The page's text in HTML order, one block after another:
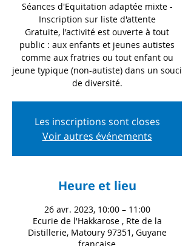
Séances d'Equitation adaptée mixte -
Inscription sur liste d'attente
Gratuite, l'activité est ouverte à tout
public : aux enfants et jeunes autistes
comme aux fratries ou tout enfant ou
jeune typique (non-autiste) dans un souci
de diversité.
Les inscriptions sont closes
Voir autres événements
Heure et lieu
26 avr. 2023, 10:00 – 11:00
Ecurie de l'Hakkarose , Rte de la
Distillerie, Matoury 97351, Guyane